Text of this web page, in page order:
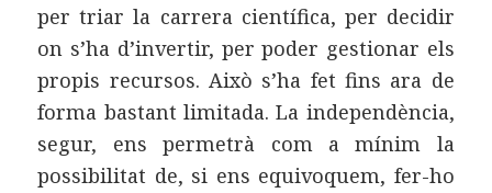
per triar la carrera científica, per decidir
on s’ha d’invertir, per poder gestionar els
propis recursos. Això s’ha fet fins ara de
forma bastant limitada. La independència,
segur, ens permetrà com a mínim la
possibilitat de, si ens equivoquem, fer-ho